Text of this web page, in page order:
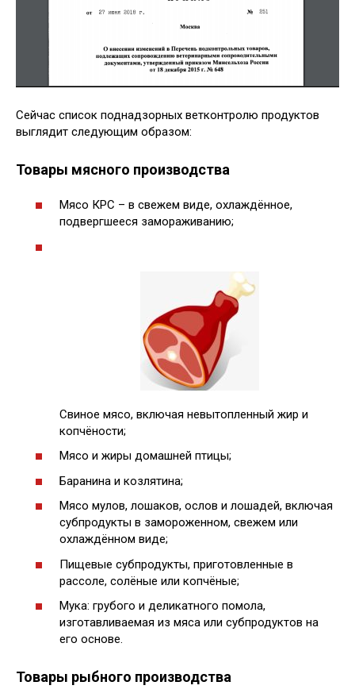
Сейчас список поднадзорных ветконтролю продуктов
выглядит следующим образом:
Товары мясного производства
Мясо КРС – в свежем виде, охлаждённое,
подвергшееся замораживанию;
Свиное мясо, включая невытопленный жир и
копчёности;
Мясо и жиры домашней птицы;
Баранина и козлятина;
Мясо мулов, лошаков, ослов и лошадей, включая
субпродукты в замороженном, свежем или
охлаждённом виде;
Пищевые субпродукты, приготовленные в
рассоле, солёные или копчёные;
Мука: грубого и деликатного помола,
изготавливаемая из мяса или субпродуктов на
его основе.
Товары рыбного производства